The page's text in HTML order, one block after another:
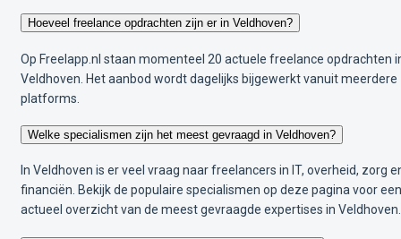
Hoeveel freelance opdrachten zijn er in Veldhoven?
Op Freelapp.nl staan momenteel 20 actuele freelance opdrachten
Veldhoven. Het aanbod wordt dagelijks bijgewerkt vanuit meerdere
platforms.
Welke specialismen zijn het meest gevraagd in Veldhoven?
In Veldhoven is er veel vraag naar freelancers in IT, overheid, zorg
financiën. Bekijk de populaire specialismen op deze pagina voor een
actueel overzicht van de meest gevraagde expertises in Veldhoven.